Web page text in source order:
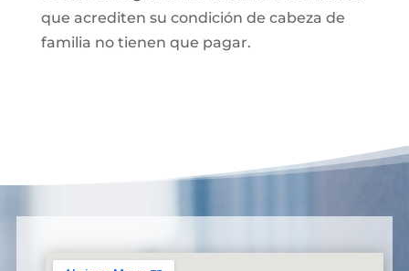
que acrediten su condición de cabeza de
familia no tienen que pagar.